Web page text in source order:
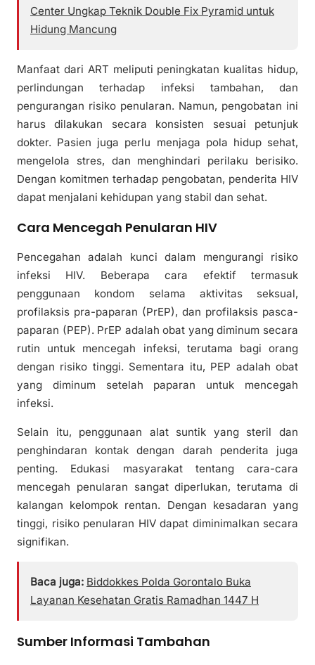
Center Ungkap Teknik Double Fix Pyramid untuk
Hidung Mancung
Manfaat dari ART meliputi peningkatan kualitas hidup,
perlindungan terhadap infeksi tambahan, dan
pengurangan risiko penularan. Namun, pengobatan ini
harus dilakukan secara konsisten sesuai petunjuk
dokter. Pasien juga perlu menjaga pola hidup sehat,
mengelola stres, dan menghindari perilaku berisiko.
Dengan komitmen terhadap pengobatan, penderita HIV
dapat menjalani kehidupan yang stabil dan sehat.
Cara Mencegah Penularan HIV
Pencegahan adalah kunci dalam mengurangi risiko
infeksi HIV. Beberapa cara efektif termasuk
penggunaan kondom selama aktivitas seksual,
profilaksis pra-paparan (PrEP), dan profilaksis pasca-
paparan (PEP). PrEP adalah obat yang diminum secara
rutin untuk mencegah infeksi, terutama bagi orang
dengan risiko tinggi. Sementara itu, PEP adalah obat
yang diminum setelah paparan untuk mencegah
infeksi.
Selain itu, penggunaan alat suntik yang steril dan
penghindaran kontak dengan darah penderita juga
penting. Edukasi masyarakat tentang cara-cara
mencegah penularan sangat diperlukan, terutama di
kalangan kelompok rentan. Dengan kesadaran yang
tinggi, risiko penularan HIV dapat diminimalkan secara
signifikan.
Baca juga: Biddokkes Polda Gorontalo Buka
Layanan Kesehatan Gratis Ramadhan 1447 H
Sumber Informasi Tambahan